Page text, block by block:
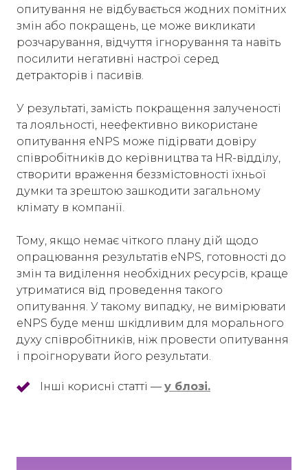
опитування не відбувається жодних помітних
змін або покращень, це може викликати
розчарування, відчуття ігнорування та навіть
посилити негативні настрої серед
детракторів і пасивів.
У результаті, замість покращення залученості
та лояльності, неефективно використане
опитування eNPS може підірвати довіру
співробітників до керівництва та HR-відділу,
створити враження беззмістовності їхньої
думки та зрештою зашкодити загальному
клімату в компанії.
Тому, якщо немає чіткого плану дій щодо
опрацювання результатів eNPS, готовності до
змін та виділення необхідних ресурсів, краще
утриматися від проведення такого
опитування. У такому випадку, не вимірювати
eNPS буде менш шкідливим для морального
духу співробітників, ніж провести опитування
і проігнорувати його результати.
Інші корисні статті — у блозі.